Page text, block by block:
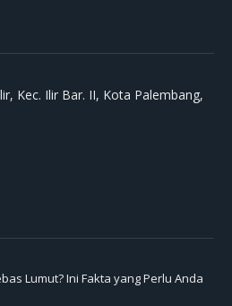
Kec. Ilir Bar. II, Kota Palembang,
Lumut? Ini Fakta yang Perlu Anda